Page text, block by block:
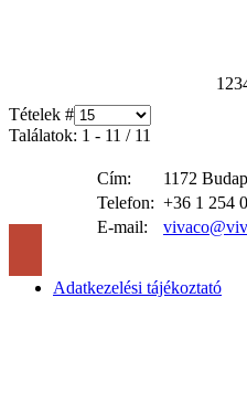
1 23
Tételek #
Találatok: 1 - 11 / 11
Cím:
1172
Telefon: +36 1 254
E-mail:
Adatkezelési tájékoztató